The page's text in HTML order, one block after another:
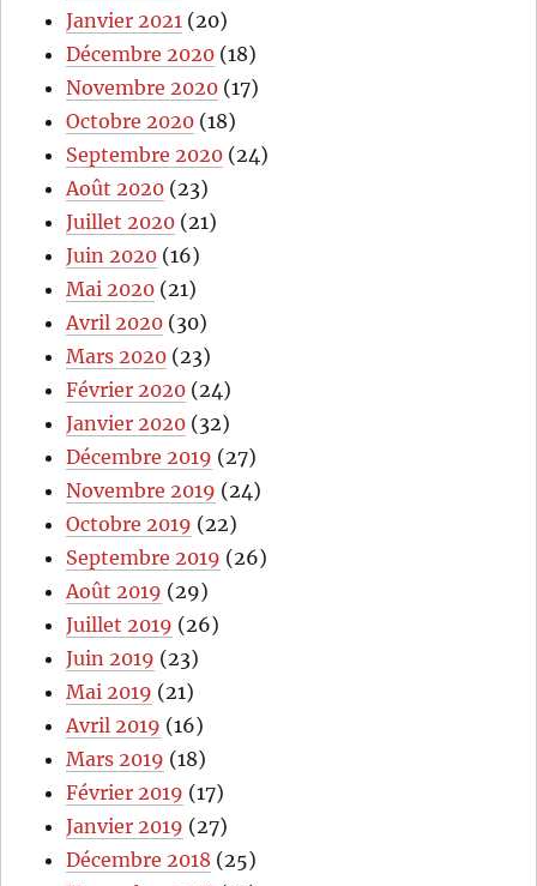
Janvier 2021 (20)
Décembre 2020 (18)
Novembre 2020 (17)
Octobre 2020 (18)
Septembre 2020 (24)
Août 2020 (23)
Juillet 2020 (21)
Juin 2020 (16)
Mai 2020 (21)
Avril 2020 (30)
Mars 2020 (23)
Février 2020 (24)
Janvier 2020 (32)
Décembre 2019 (27)
Novembre 2019 (24)
Octobre 2019 (22)
Septembre 2019 (26)
Août 2019 (29)
Juillet 2019 (26)
Juin 2019 (23)
Mai 2019 (21)
Avril 2019 (16)
Mars 2019 (18)
Février 2019 (17)
Janvier 2019 (27)
Décembre 2018 (25)